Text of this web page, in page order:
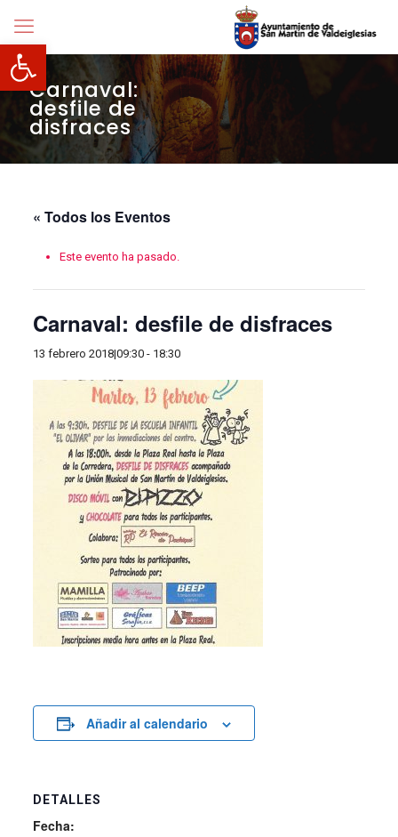
Abrir barra de herramientas
Carnaval:
desfile de
disfraces
« Todos los Eventos
Este evento ha pasado.
Carnaval: desfile de disfraces
13 febrero 2018|09:30- 18:30
Añadir al calendario
DETALLES
Fecha: